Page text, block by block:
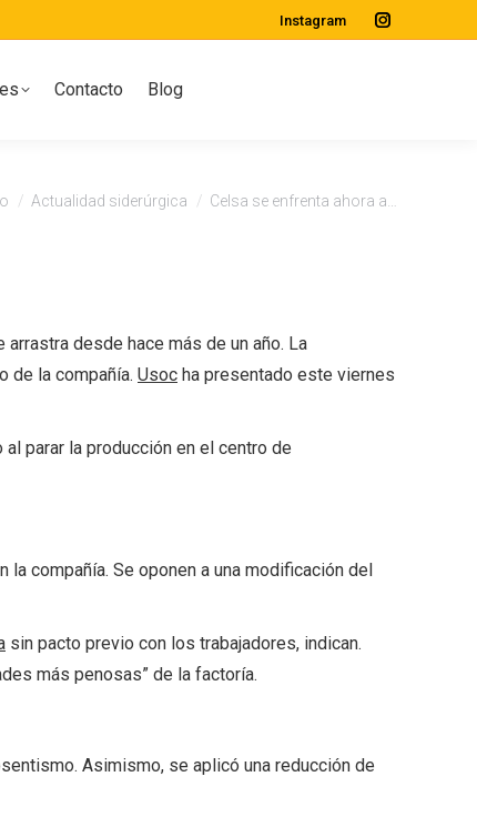
Instagram
Instagram
Contacto Blog
aquí:
Actualidad siderúrgica Celsa se enfrenta ahora a…
desde hace más de un año. La
de la compañía. Usoc ha presentado este viernes
parar la producción en el centro de
la compañía. Se oponen a una modificación del
sin pacto previo con los trabajadores, indican.
más penosas” de la factoría.
Asimismo, se aplicó una reducción de